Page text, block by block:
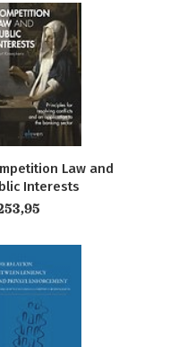
Law and
Interests